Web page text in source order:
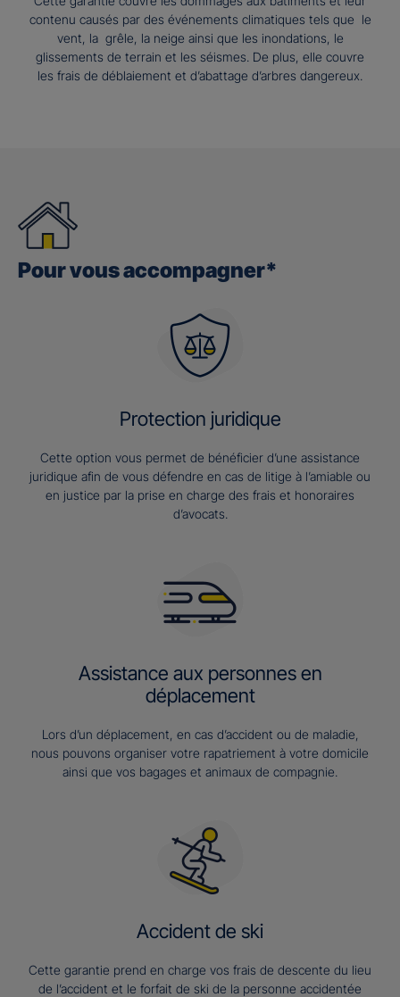
contenu causés par des événements climatiques tels que le
vent, la grêle, la neige ainsi que les inondations, le
glissements de terrain et les séismes. De plus, elle couvre
les frais de déblaiement et d’abattage d’arbres dangereux.
Pour vous accompagner*
Protection juridique
Cette option vous permet de bénéficier d’une assistance
juridique afin de vous défendre en cas de litige à l’amiable ou
en justice par la prise en charge des frais et honoraires
d’avocats.
Assistance aux personnes en
déplacement
Lors d’un déplacement, en cas d’accident ou de maladie,
nous pouvons organiser votre rapatriement à votre domicile
ainsi que vos bagages et animaux de compagnie.
Accident de ski
Cette garantie prend en charge vos frais de descente du lieu
de l’accident et le forfait de ski de la personne accidentée